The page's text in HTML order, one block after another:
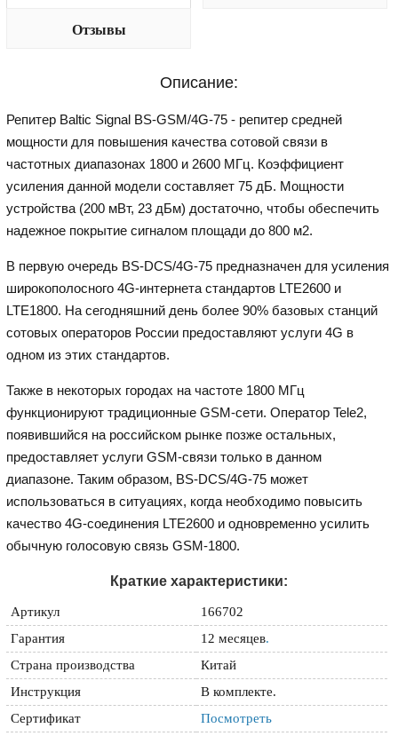
Отзывы
Описание:
Репитер Baltic Signal BS-GSM/4G-75 - репитер средней
мощности для повышения качества сотовой связи в
частотных диапазонах 1800 и 2600 МГц. Коэффициент
усиления данной модели составляет 75 дБ. Мощности
устройства (200 мВт, 23 дБм) достаточно, чтобы обеспечить
надежное покрытие сигналом площади до 800 м2.
В первую очередь BS-DCS/4G-75 предназначен для усиления
широкополосного 4G-интернета стандартов LTE2600 и
LTE1800. На сегодняшний день более 90% базовых станций
сотовых операторов России предоставляют услуги 4G в
одном из этих стандартов.
Также в некоторых городах на частоте 1800 МГц
функционируют традиционные GSM-сети. Оператор Tele2,
появившийся на российском рынке позже остальных,
предоставляет услуги GSM-связи только в данном
диапазоне. Таким образом, BS-DCS/4G-75 может
использоваться в ситуациях, когда необходимо повысить
качество 4G-соединения LTE2600 и одновременно усилить
обычную голосовую связь GSM-1800.
Краткие характеристики:
Артикул
166702
Гарантия
12 месяцев.
Страна производства
Китай
Инструкция
В комплекте.
Сертификат
Посмотреть